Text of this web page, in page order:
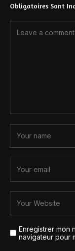
Obligatoires Sont
Enregistrer mon
navigateur pour